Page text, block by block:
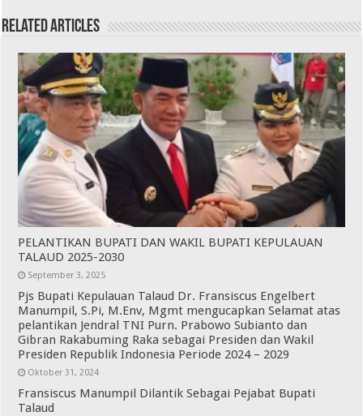
Related Articles
PELANTIKAN BUPATI DAN WAKIL BUPATI KEPULAUAN
TALAUD 2025-2030
September 3, 2025
Pjs Bupati Kepulauan Talaud Dr. Fransiscus Engelbert
Manumpil, S.Pi, M.Env, Mgmt mengucapkan Selamat atas
pelantikan Jendral TNI Purn. Prabowo Subianto dan
Gibran Rakabuming Raka sebagai Presiden dan Wakil
Presiden Republik Indonesia Periode 2024 – 2029
Oktober 31, 2024
Fransiscus Manumpil Dilantik Sebagai Pejabat Bupati
Talaud